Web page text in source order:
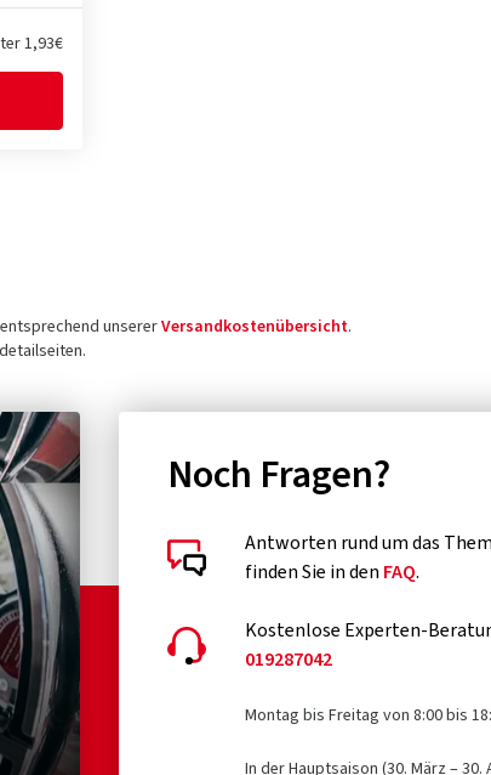
1,93€
unsererVersandkostenübersicht.
Noch Fragen?
Antworten rund um das
finden Sie in den FAQ.
Kostenlose Experten-
019287042
Montag bis Freitag von 8:00 bis
In der Hauptsaison (30. März –